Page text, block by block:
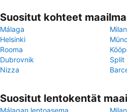
Suositut kohteet
Málaga
Helsinki
Rooma
Dubrovnik
Split
Nizza
Suositut lentokentät
Málagan lentoasema